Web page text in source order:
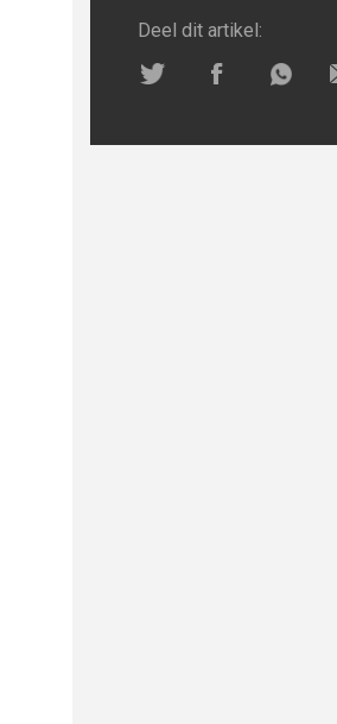
Deel dit artikel: